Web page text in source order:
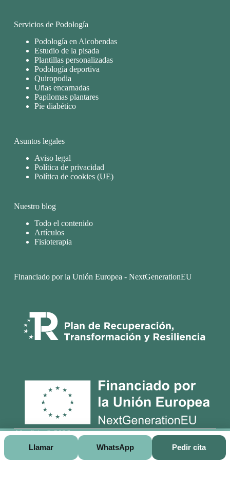
Servicios de Podología
Podología en Alcobendas
Estudio de la pisada
Plantillas personalizadas
Podología deportiva
Quiropodia
Uñas encarnadas
Papilomas plantares
Pie diabético
Asuntos legales
Aviso legal
Política de privacidad
Política de cookies (UE)
Nuestro blog
Todo el contenido
Artículos
Fisioterapia
Financiado por la Unión Europea - NextGenerationEU
Alcofisio © 2026
Llamar
WhatsApp Pedir cita